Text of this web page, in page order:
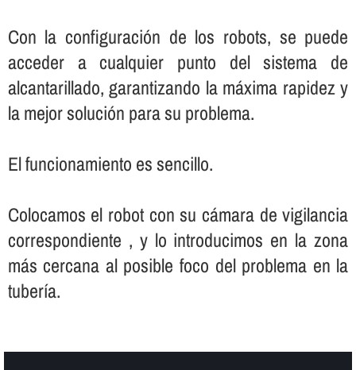
Con la configuración de los robots, se puede
acceder a cualquier punto del sistema de
alcantarillado, garantizando la máxima rapidez y
la mejor solución para su problema.
El funcionamiento es sencillo.
Colocamos el robot con su cámara de vigilancia
correspondiente , y lo introducimos en la zona
más cercana al posible foco del problema en la
tuberí­a.